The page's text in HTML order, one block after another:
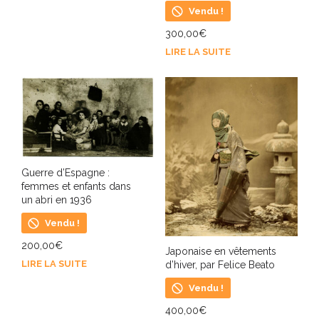
Vendu !
300,00€
LIRE LA SUITE
Guerre d’Espagne :
femmes et enfants dans
un abri en 1936
Vendu !
200,00€
LIRE LA SUITE
Japonaise en vêtements
d’hiver, par Felice Beato
Vendu !
400,00€